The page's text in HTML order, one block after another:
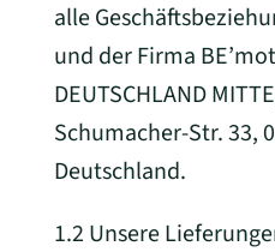
alle
und der Firma
DEUTSCHLAND
Schumacher-Str. 33,
Deutschland.
1.2 Unsere